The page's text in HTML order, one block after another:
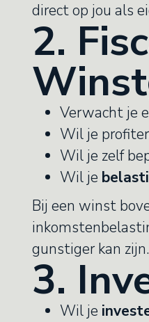
direct op jou als
2.
Verwacht je
Wil je
Wil je zelf
Wil je
Bij een winst
gunstiger kan zijn.
3.
Wil je